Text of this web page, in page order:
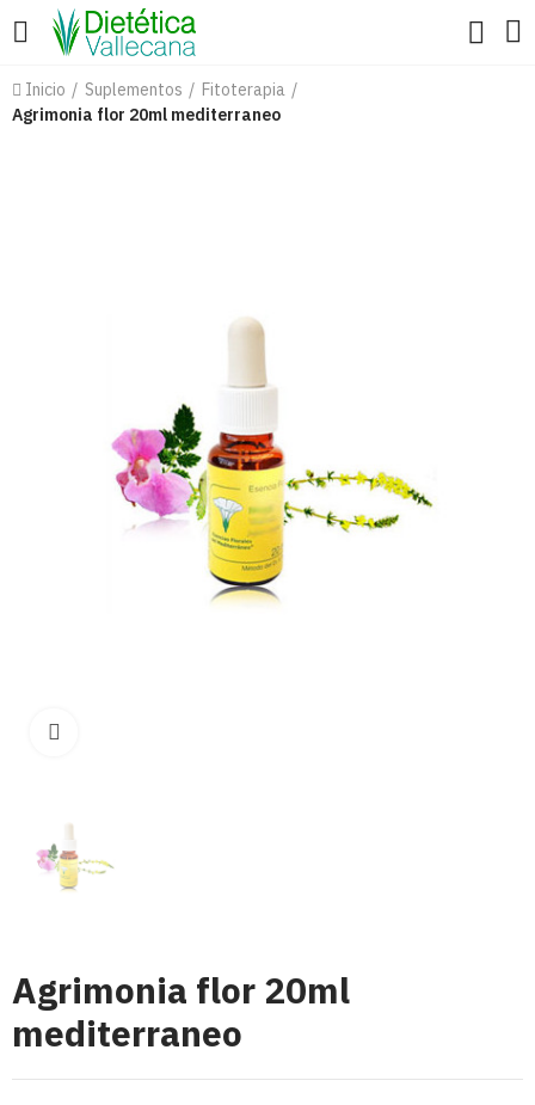
Inicio Suplementos
Fitoterapia
Agrimonia flor 20ml mediterraneo
Agrimonia flor 20ml
mediterraneo